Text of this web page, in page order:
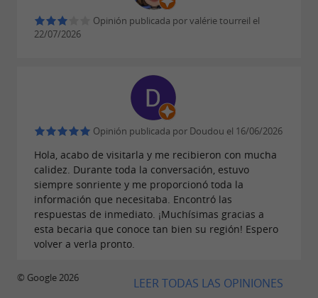
Opinión publicada por valérie tourreil el
22/07/2026
Opinión publicada por Doudou el 16/06/2026
Hola, acabo de visitarla y me recibieron con mucha
calidez. Durante toda la conversación, estuvo
siempre sonriente y me proporcionó toda la
información que necesitaba. Encontró las
respuestas de inmediato. ¡Muchísimas gracias a
esta becaria que conoce tan bien su región! Espero
volver a verla pronto.
LEER TODAS LAS OPINIONES
© Google 2026